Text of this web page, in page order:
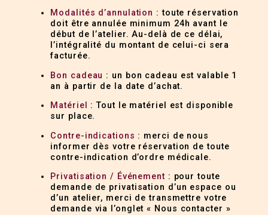
Modalités d’annulation : toute réservation
doit être annulée minimum 24h avant le
début de l’atelier. Au-delà de ce délai,
l’intégralité du montant de celui-ci sera
facturée.
Bon cadeau : un bon cadeau est valable 1
an à partir de la date d’achat.
Matériel
: Tout le matériel est disponible
sur place.
Contre-indications : merci de nous
informer dès votre réservation de toute
contre-indication d’ordre médicale.
Privatisation / Événement : pour toute
demande de privatisation d’un espace ou
d’un atelier, merci de transmettre votre
demande via l’onglet « Nous contacter »